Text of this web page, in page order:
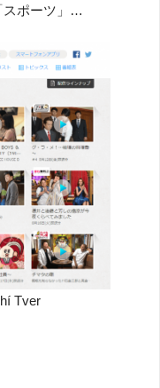
スポーツ」…
Tver